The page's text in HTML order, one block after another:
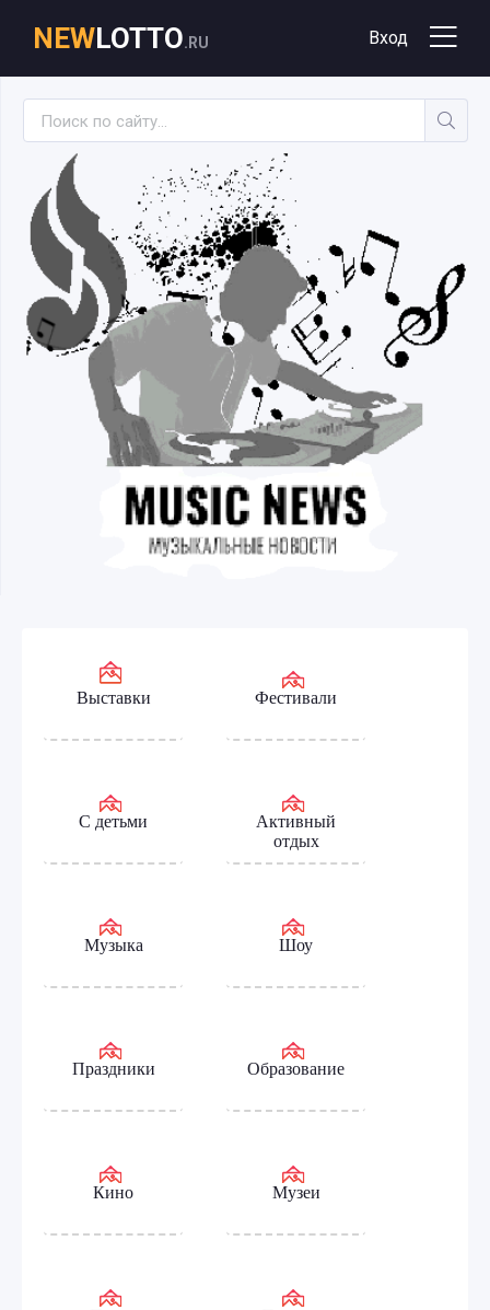
NEWLOTTO.RU Вход
Выставки Фестивали
С детьми
Активный
отдых
Музыка Шоу
Праздники Образование
Кино Музеи